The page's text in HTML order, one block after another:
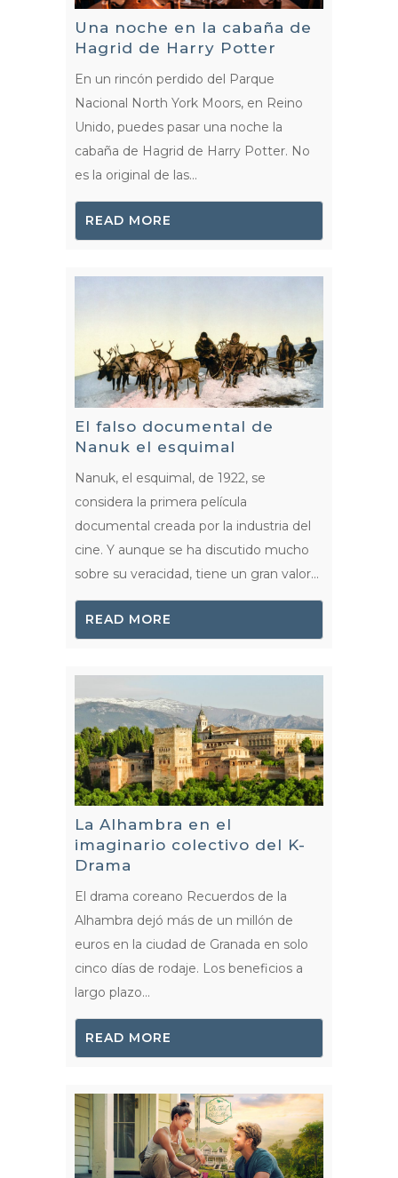
Una noche en la cabaña de
Hagrid de Harry Potter
En un rincón perdido del Parque
Nacional North York Moors, en Reino
Unido, puedes pasar una noche la
cabaña de Hagrid de Harry Potter. No
es la original de las...
READ MORE
El falso documental de
Nanuk el esquimal
Nanuk, el esquimal, de 1922, se
considera la primera película
documental creada por la industria del
cine. Y aunque se ha discutido mucho
sobre su veracidad, tiene un gran valor...
READ MORE
La Alhambra en el
imaginario colectivo del K-
Drama
El drama coreano Recuerdos de la
Alhambra dejó más de un millón de
euros en la ciudad de Granada en solo
cinco días de rodaje. Los beneficios a
largo plazo...
READ MORE